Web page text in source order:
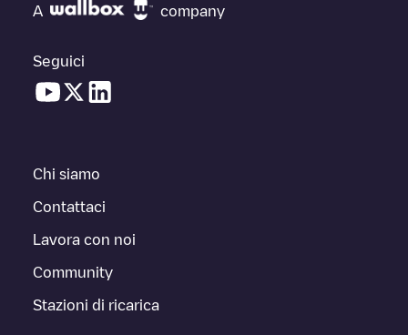
A company
Seguici
Chi siamo
Contattaci
Lavora con noi
Community
Stazioni di ricarica